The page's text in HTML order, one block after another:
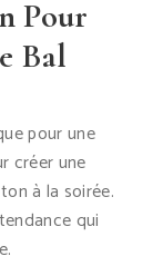
Pour
Bal
pour une
créer une
à la soirée.
qui